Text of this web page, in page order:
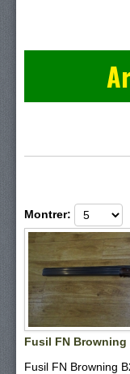
Montrer:
Fusil FN Browning
Fusil FN Browning